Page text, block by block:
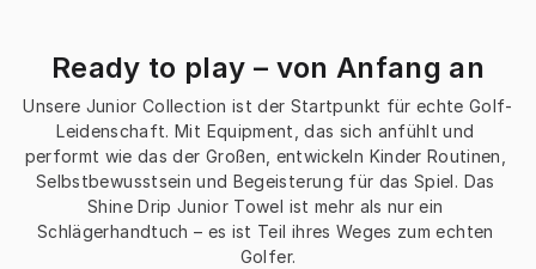
Ready to play – von Anfang an
Unsere Junior Collection ist der Startpunkt für echte Golf-
Leidenschaft. Mit Equipment, das sich anfühlt und
performt wie das der Großen, entwickeln Kinder Routinen,
Selbstbewusstsein und Begeisterung für das Spiel. Das
Shine Drip Junior Towel ist mehr als nur ein
Schlägerhandtuch – es ist Teil ihres Weges zum echten
Golfer.